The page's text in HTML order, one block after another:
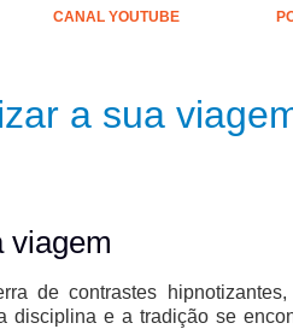
CANAL YOUTUBE
a sua
viagem
de contrastes hipnotizantes,
disciplina e a tradição se